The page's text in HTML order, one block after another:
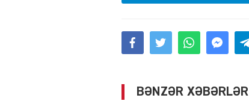
BƏNZƏR XƏBƏRLƏR